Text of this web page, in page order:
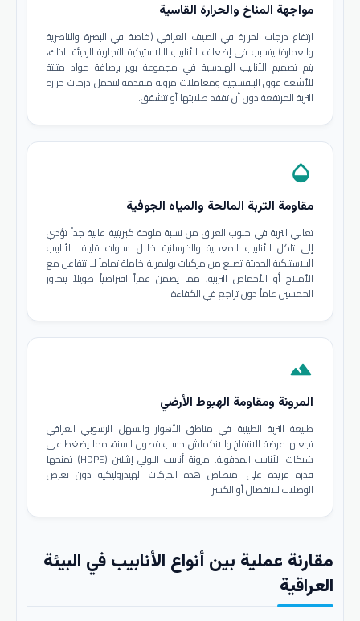
مواجهة المناخ والحرارة القاسية
ارتفاع درجات الحرارة في الصيف العراقي (خاصة في البصرة والناصرية
والعمارة) يتسبب في إضعاف الأنابيب البلاستيكية التجارية الرديئة. لذلك،
يتم تصميم الأنابيب الهندسية في مجموعة بوير بإضافة مواد مثبتة
للأشعة فوق البنفسجية ومعاملات مرونة متقدمة لتتحمل درجات حرارة
التربة المرتفعة دون أن تفقد صلابتها أو تتشقق.
opacity
مقاومة التربة المالحة والمياه الجوفية
تعاني التربة في جنوب العراق من نسبة ملوحة كبريتية عالية جداً تؤدي
إلى تآكل الأنابيب المعدنية والخرسانية خلال سنوات قليلة. الأنابيب
البلاستيكية الحديثة تصنع من مركبات بوليمرية خاملة تماماً لا تتفاعل مع
الأملاح أو الأحماض التربية، مما يضمن عمراً افتراضياً طويلاً يتجاوز
الخمسين عاماً دون تراجع في الكفاءة.
terrain
المرونة ومقاومة الهبوط الأرضي
طبيعة التربة الطينية في مناطق الأهوار والسهل الرسوبي العراقي
تجعلها عرضة للانتفاخ والانكماش حسب فصول السنة، مما يضغط على
شبكات الأنابيب المدفونة. مرونة أنابيب البولي إيثيلين (HDPE) تمنحها
قدرة فريدة على امتصاص هذه الحركات الهيدروليكية دون تعرض
الوصلات للانفصال أو الكسر.
مقارنة عملية بين أنواع الأنابيب في البيئة
العراقية